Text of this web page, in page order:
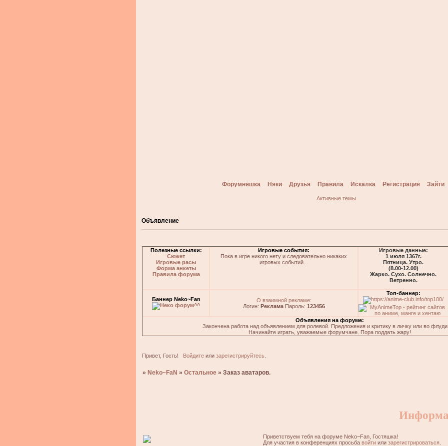
Форумняшка Няки Друзья Правила Искалка Регистрация Зайти
Активные темы
Объявление
Полезные ссылки:
Сюжет
Игровые расы
Форма анкеты
Правила форума
Игровые события:
Пока в игре никого нету и следовательно никаких
игровых событий...
Игровые данные:
1 июля 1367г.
Пятница. Утро.
(8.00-12.00)
Жарко. Сухо. Солнечно.
Ветренно.
Баннер Neko~Fan
О взаимной рекламе:
Логин: РекламаПароль: 123456
Топ-баннер:
Объявления на форуме:
Закончена работа над объявлением для ролевой. Предложения и критику в личку или во
Начинайте играть, уважаемые форумчане. Пора поддать жару!
Привет, Гость! Войдитеили зарегистрируйтесь.
» Neko~FaN »Остальное »Заказ аватаров.
Приветствуем тебя на форуме Neko~Fan, Гостяшка!
Для участия в конференциях просьба войти или зарегистрироваться